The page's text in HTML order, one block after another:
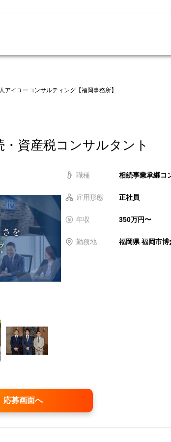
アイユーコンサルティング【福岡事務所】
資産税コンサルタント
職種 相続事業承継コ
雇用形態 正社員
年収 350万円〜
勤務地 福岡県 福岡市博
応募画面へ